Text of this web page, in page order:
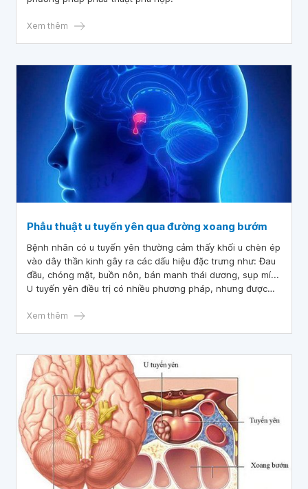
Xem thêm
Phẫu thuật u tuyến yên qua đường xoang bướm
Bệnh nhân có u tuyến yên thường cảm thấy khối u chèn ép
vào dây thần kinh gây ra các dấu hiệu đặc trưng như: Đau
đầu, chóng mặt, buồn nôn, bán manh thái dương, sụp mí...
U tuyến yên điều trị có nhiều phương pháp, nhưng được
qua đường xoang bướm.
Xem thêm